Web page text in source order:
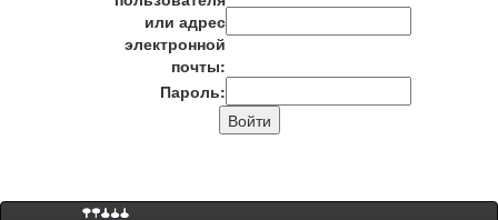
или адрес
электронной
почты:
Пароль: